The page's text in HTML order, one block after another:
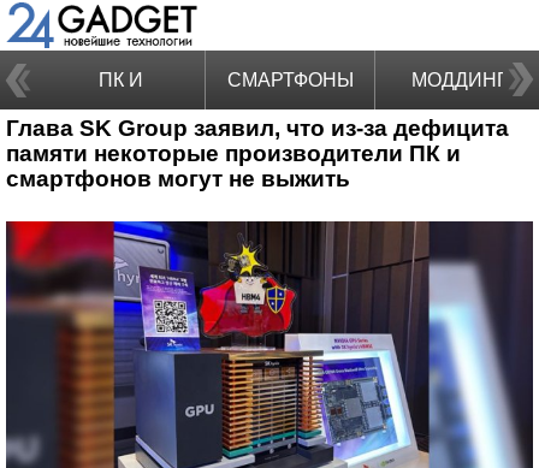
ПК И
НОУТБУКИ
СМАРТФОНЫ МОДДИНГ
Глава SK Group заявил, что из-за дефицита
памяти некоторые производители ПК и
смартфонов могут не выжить